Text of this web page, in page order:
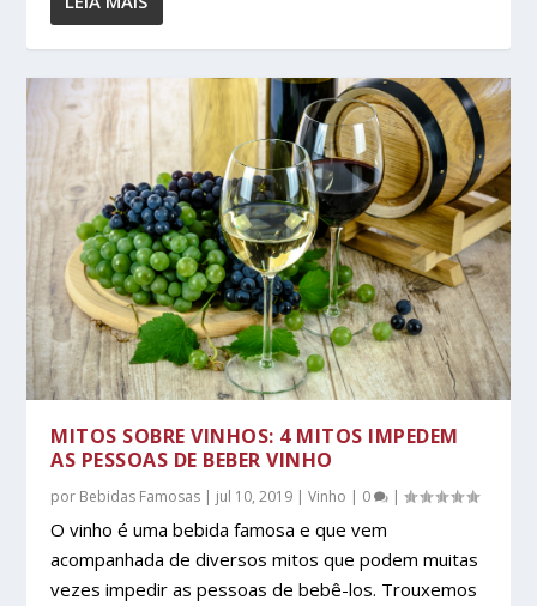
MITOS SOBRE VINHOS: 4 MITOS IMPEDEM
AS PESSOAS DE BEBER VINHO
por Bebidas Famosas | jul 10, 2019 |Vinho | 0 |
O vinho é uma bebida famosa e que vem
acompanhada de diversos mitos que podem muitas
vezes impedir as pessoas de bebê-los. Trouxemos